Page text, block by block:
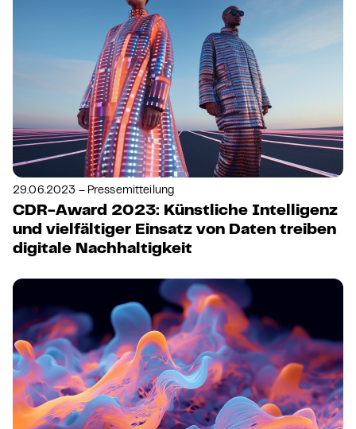
29.06.2023 – Pressemitteilung
CDR-Award 2023: Künstliche Intelligenz
und vielfältiger Einsatz von Daten treiben
digitale Nachhaltigkeit